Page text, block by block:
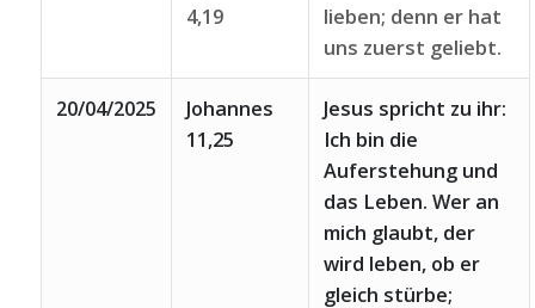
4,19
lieben; denn er hat
uns zuerst geliebt.
20/04/2025
Johannes
11,25
Jesus spricht zu ihr:
Ich bin die
Auferstehung und
das Leben. Wer an
mich glaubt, der
wird leben, ob er
gleich stürbe;